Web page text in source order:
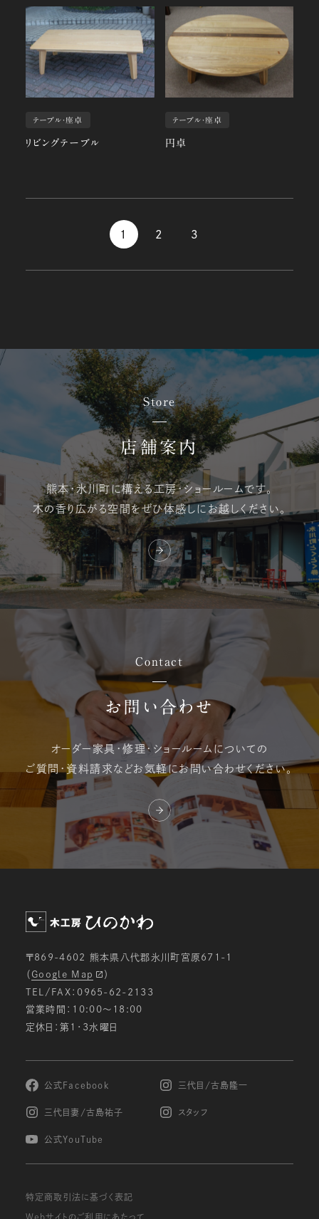
テーブル・座卓
リビングテーブル
テーブル・座卓
円卓
1 2 3
Store
店舗案内
熊本・氷川町に構える工房・ショールームです。
木の香り広がる空間をぜひ体感しにお越しください。
Contact
お問い合わせ
オーダー家具・修理・ ショールームについての
ご質問・資料請求などお気軽にお問い合わせください。
〒869-4602 熊本県八代郡氷川町宮原671-1
（ Google Map
）
TEL/FAX：0965-62-2133
営業時間：10:00〜18:00
定休日：第1・3水曜日
公式Facebook 三代目/古島隆一
三代目妻/古島祐子 スタッフ
公式YouTube
特定商取引法に基づく表記
Webサイトのご利用にあたって